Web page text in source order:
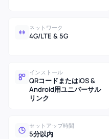
ネットワーク
4G/LTE & 5G
インストール
QRコードまたはiOS &
Android用ユニバーサル
リンク
セットアップ時間
5分以内